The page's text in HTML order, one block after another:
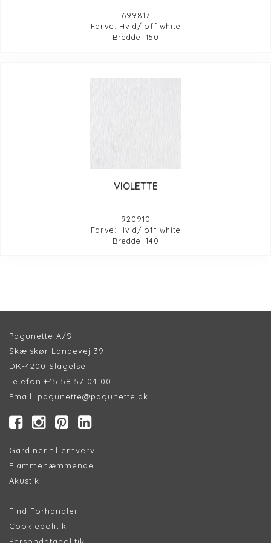
699817
Farve: Hvid/ off white
Bredde: 150
VIOLETTE
920910
Farve: Hvid/ off white
Bredde: 140
Pagunette A/S
Skælskør Landevej 39
DK-4200 Slagelse
Telefon:+45 58 57 04 00
Email: pagunette@pagunette.dk
Gardiner til erhverv
Flammehæmmende
Akustik
Find Forhandler
Cookiepolitik